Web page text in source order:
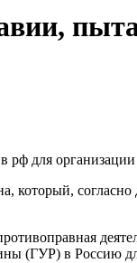
согласно
(ГУР) в Россию